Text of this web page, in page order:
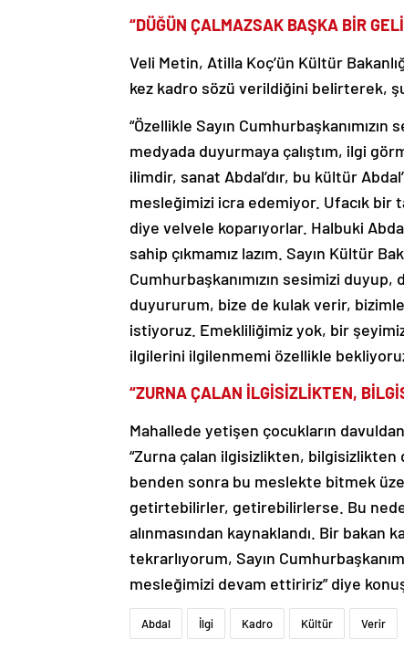
“DÜĞÜN ÇALMAZSAK BAŞKA BİR
Veli Metin, Atilla Koç’ün Kültür
kez kadro sözü verildiğini belirterek,
“Özellikle Sayın
medyada duyurmaya çalıştım, ilgi
ilimdir, sanat Abdal’dır, bu kültür
mesleğimizi icra edemiyor. Ufacık bir
diye velvele koparıyorlar. Halbuki
sahip çıkmamız lazım. Sayın Kültür
Cumhurbaşkanımızın sesimizi
duyururum, bize de kulak verir,
istiyoruz. Emekliliğimiz yok, bir
ilgilerini ilgilenmemi özellikle
“ZURNA ÇALAN İLGİSİZLİKTEN,
Mahallede yetişen çocukların
“Zurna çalan ilgisizlikten, bilgisizlikten
benden sonra bu meslekte bitmek
getirtebilirler, getirebilirlerse. Bu
alınmasından kaynaklandı. Bir
tekrarlıyorum, Sayın
mesleğimizi devam ettiririz” diye
Abdal İlgi Kadro Kültür Verir